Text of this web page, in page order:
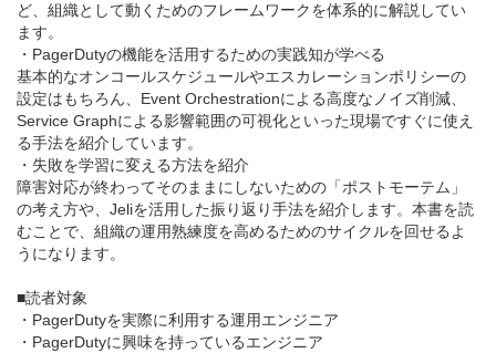
ど、組織として動くためのフレームワークを体系的に解説してい
ます。
・PagerDutyの機能を活用するための実践知が学べる
基本的なオンコールスケジュールやエスカレーションポリシーの
設定はもちろん、Event Orchestrationによる高度なノイズ削減、
Service Graphによる影響範囲の可視化といった現場ですぐに使え
る手法を紹介しています。
・失敗を学習に変える方法を紹介
障害対応が終わってそのままにしないための「ポストモーテム」
の考え方や、Jeliを活用した振り返り手法を紹介します。本書を読
むことで、組織の運用熟練度を高めるためのサイクルを回せるよ
うになります。
■読者対象
・PagerDutyを実際に利用する運用エンジニア
・PagerDutyに興味を持っているエンジニア